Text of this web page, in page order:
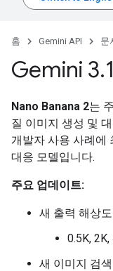
홈 Gemini API 문
Gemini 3.
Nano Banana 2는
질 이미지 생성 및
개발자 사용 사례에
대응 모델입니다.
주요 업데이트:
새 출력 해상
0.5K,
새 이미지 검